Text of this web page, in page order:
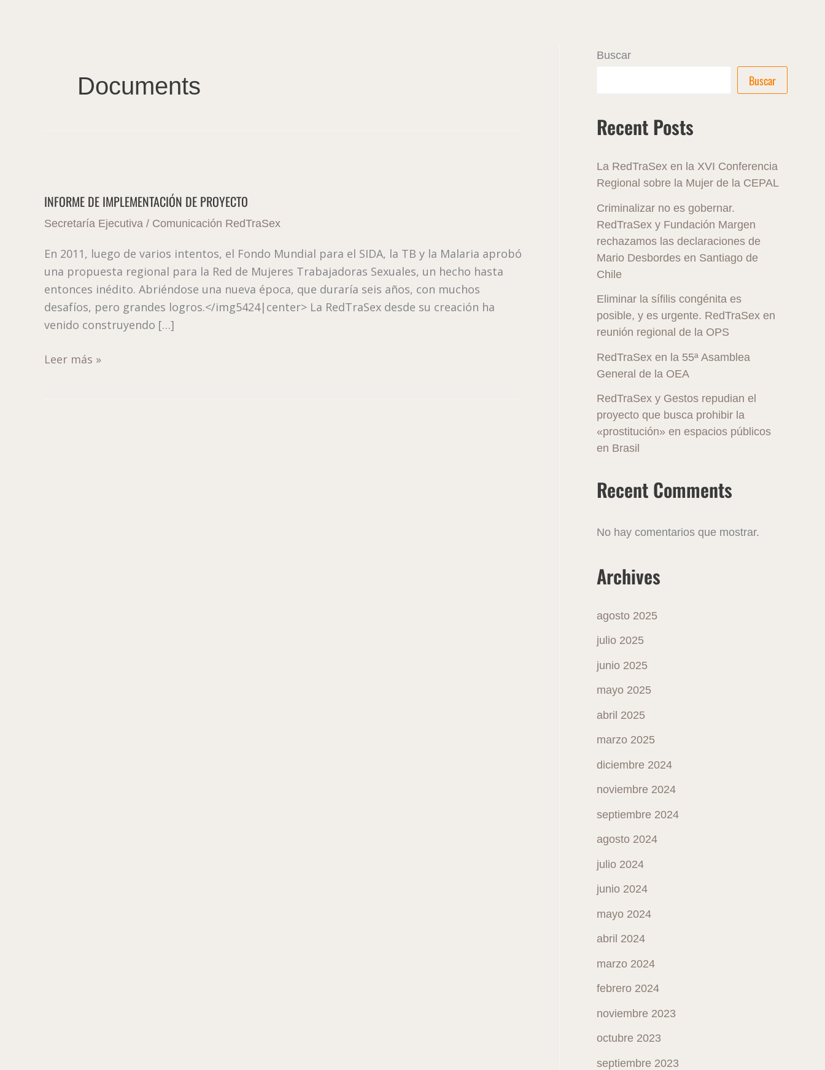
Documents
INFORME DE IMPLEMENTACIÓN DE PROYECTO
Secretaría Ejecutiva / Comunicación RedTraSex
En 2011, luego de varios intentos, el Fondo Mundial para el SIDA, la TB y la Malaria aprobó
una propuesta regional para la Red de Mujeres Trabajadoras Sexuales, un hecho hasta
entonces inédito. Abriéndose una nueva época, que duraría seis años, con muchos
desafíos, pero grandes logros.</img5424|center> La RedTraSex desde su creación ha
venido construyendo […]
IMPLEMENTACIÓN
DE
Leer más »
Buscar
Buscar
Recent Posts
La RedTraSex en la XVI Conferencia
Regional sobre la Mujer de la CEPAL
Criminalizar no es gobernar.
RedTraSex y Fundación Margen
rechazamos las declaraciones de
Mario Desbordes en Santiago de
Chile
Eliminar la sífilis congénita es
posible, y es urgente. RedTraSex en
reunión regional de la OPS
RedTraSex en la 55ª Asamblea
General de la OEA
RedTraSex y Gestos repudian el
proyecto que busca prohibir la
«prostitución» en espacios públicos
en Brasil
Recent Comments
No hay comentarios que mostrar.
Archives
agosto 2025
julio 2025
junio 2025
mayo 2025
abril 2025
marzo 2025
diciembre 2024
noviembre 2024
septiembre 2024
agosto 2024
julio 2024
junio 2024
mayo 2024
abril 2024
marzo 2024
febrero 2024
noviembre 2023
octubre 2023
septiembre 2023